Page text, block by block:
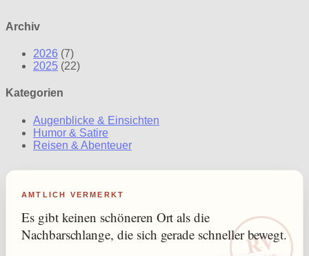
Archiv
2026 (7)
2025 (22)
Kategorien
Augenblicke & Einsichten
Humor & Satire
Reisen & Abenteuer
RV
AMTLICH VERMERKT
Es gibt keinen schöneren Ort als die
Nachbarschlange, die sich gerade schneller bewegt.